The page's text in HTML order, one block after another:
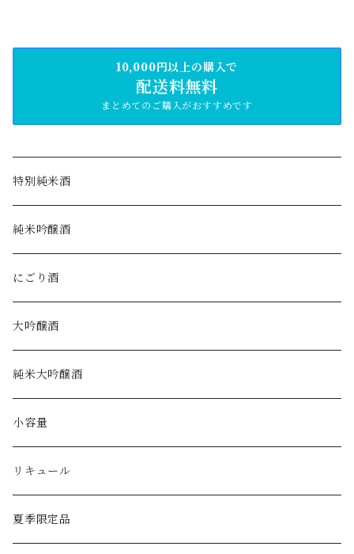
10,000円以上の購入で
配送料無料
まとめてのご購入がおすすめです
特別純米酒
純米吟醸酒
にごり酒
大吟醸酒
純米大吟醸酒
小容量
リキュール
夏季限定品